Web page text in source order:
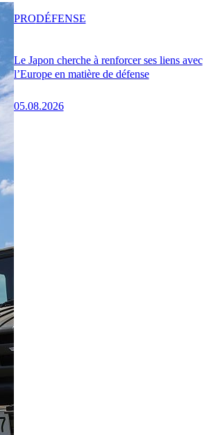
Le Japon cherche à renforcer ses liens avec
l’Europe en matière de défense
05.08.2026
PRODÉFENSE